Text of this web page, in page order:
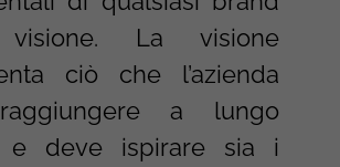
La visione
ciò che l’azienda
a lungo
e deve ispirare sia i